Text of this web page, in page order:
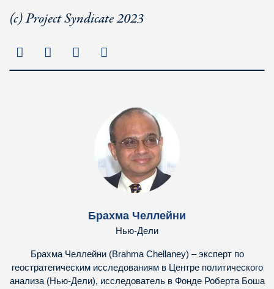
(с) Project Syndicate 2023
Брахма Челлейни
Нью-Дели
Брахма Челлейни (Brahma Chellaney) – эксперт по
геостратегическим исследованиям в Центре политического
анализа (Нью-Дели), исследователь в Фонде Роберта Боша